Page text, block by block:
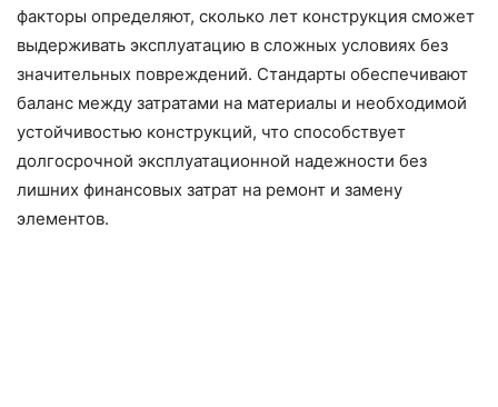
факторы определяют, сколько лет конструкция сможет
выдерживать эксплуатацию в сложных условиях без
значительных повреждений. Стандарты обеспечивают
баланс между затратами на материалы и необходимой
устойчивостью конструкций, что способствует
долгосрочной эксплуатационной надежности без
лишних финансовых затрат на ремонт и замену
элементов.